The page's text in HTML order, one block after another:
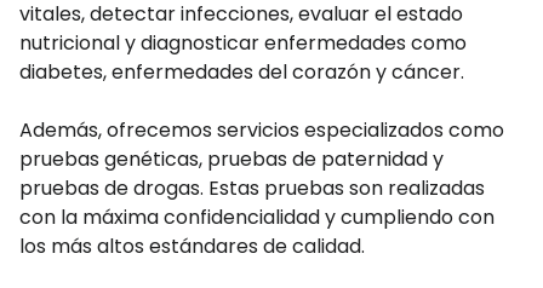
vitales, detectar infecciones, evaluar el estado
nutricional y diagnosticar enfermedades como
diabetes, enfermedades del corazón y cáncer.
Además, ofrecemos servicios especializados como
pruebas genéticas, pruebas de paternidad y
pruebas de drogas. Estas pruebas son realizadas
con la máxima confidencialidad y cumpliendo con
los más altos estándares de calidad.